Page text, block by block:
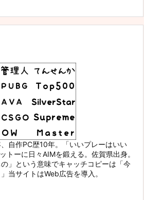
自作PC歴10年。「いいプレーはいい
トーに日々AIMを鍛える。佐賀県出身。
の」という意味でキャッチコピーは「今
当サイトはWeb広告を導入。